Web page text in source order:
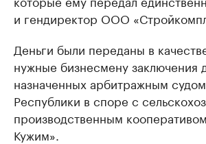
и гендиректор ООО
Деньги были переданы в
нужные бизнесмену заключения
назначенных арбитражным
Республики в споре с
производственным
Кужим».